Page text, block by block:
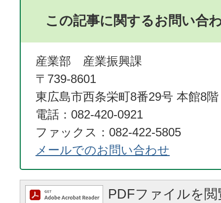
この記事に関するお問い合
産業部 産業振興課
〒739-8601
東広島市西条栄町8番29号 本館8階
電話：082-420-0921
ファックス：082-422-5805
メールでのお問い合わせ
PDFファイルを